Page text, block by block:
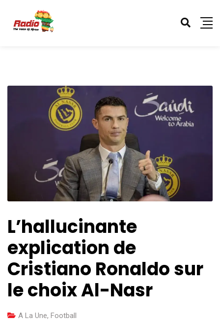
L’hallucinante
explication de
Cristiano Ronaldo sur
le choix Al-Nasr
A La Une, Football